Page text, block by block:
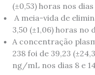
(±0,53) horas nos
A meia-vida de
3,50 (±1,06) horas no
A concentração
238 foi de 39,23
ng/mL nos dias 8 e